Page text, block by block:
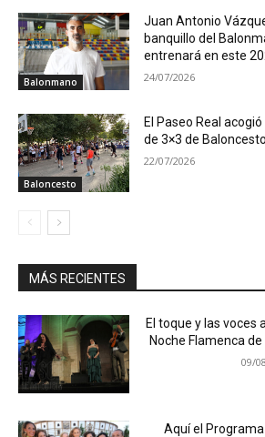
Balonmano
Juan Antonio
banquillo del
entrenará en este
24/07/2026
Baloncesto
El Paseo Real
de 3×3 de
22/07/2026
MÁS RECIENTES
El toque y las voces
Noche Flamenca
09/
Aquí el Programa